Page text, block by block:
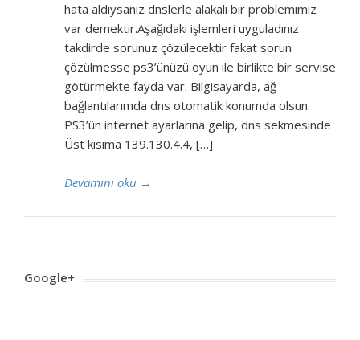
hata aldıysanız dnslerle alakalı bir problemimiz
var demektir.Aşağıdaki işlemleri uyguladınız
takdirde sorunuz çözülecektir fakat sorun
çözülmesse ps3’ünüzü oyun ile birlikte bir servise
götürmekte fayda var. Bilgisayarda, ağ
bağlantılarımda dns otomatik konumda olsun.
PS3’ün internet ayarlarına gelip, dns sekmesinde
Üst kısıma 139.130.4.4, […]
Devamını oku →
Google+